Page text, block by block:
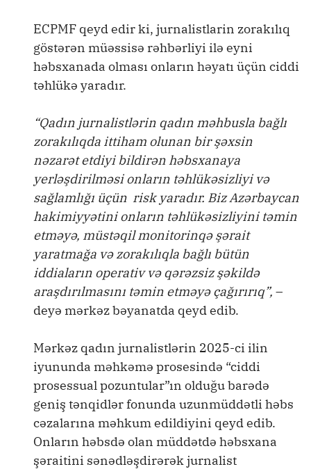
ECPMF qeyd edir ki, jurnalistlarin zorakılıq
göstərən müəssisə rəhbərliyi ilə eyni
həbsxanada olması onların həyatı üçün ciddi
təhlükə yaradır.
“Qadın jurnalistlərin qadın məhbusla bağlı
zorakılıqda ittiham olunan bir şəxsin
nəzarət etdiyi bildirən həbsxanaya
yerləşdirilməsi onların təhlükəsizliyi və
sağlamlığı üçün risk yaradır. Biz Azərbaycan
hakimiyyətini onların təhlükəsizliyini təmin
etməyə, müstəqil monitorinqə şərait
yaratmağa və zorakılıqla bağlı bütün
iddiaların operativ və qərəzsiz şəkildə
araşdırılmasını təmin etməyə çağırırıq”, –
deyə mərkəz bəyanatda qeyd edib.
Mərkəz qadın jurnalistlərin 2025-ci ilin
iyununda məhkəmə prosesində “ciddi
prosessual pozuntular”ın olduğu barədə
geniş tənqidlər fonunda uzunmüddətli həbs
cəzalarına məhkum edildiyini qeyd edib.
Onların həbsdə olan müddətdə həbsxana
şəraitini sənədləşdirərək jurnalist